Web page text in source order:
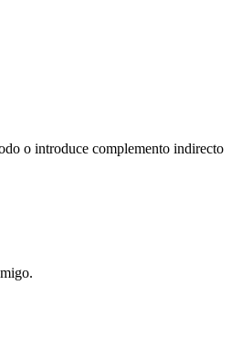
o introduce complemento indirecto